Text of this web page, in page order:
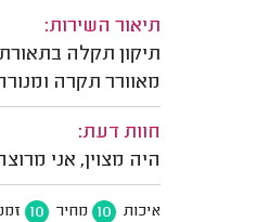
תיאור השירות:
תיקון תקלה
מאוורר תקרה
חוות דעת:
היה מצוין, אני
איכות 10 מחיר 10